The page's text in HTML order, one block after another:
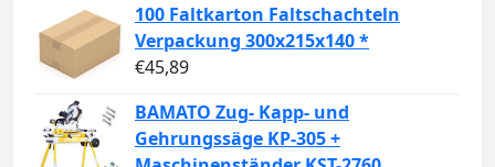
100 Faltkarton Faltschachteln
Verpackung 300x215x140 *
€45,89
BAMATO Zug- Kapp- und
Gehrungssäge KP-305 +